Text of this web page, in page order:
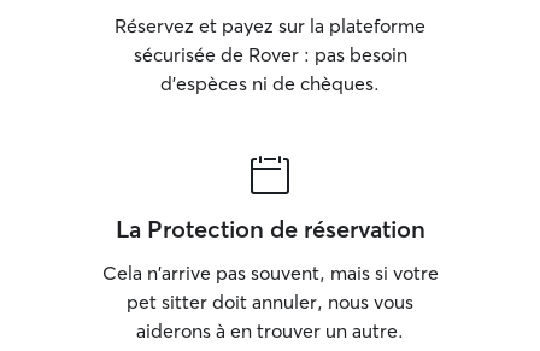
Réservez et payez sur la plateforme
sécurisée de Rover : pas besoin
d'espèces ni de chèques.
La Protection de réservation
Cela n'arrive pas souvent, mais si votre
pet sitter doit annuler, nous vous
aiderons à en trouver un autre.